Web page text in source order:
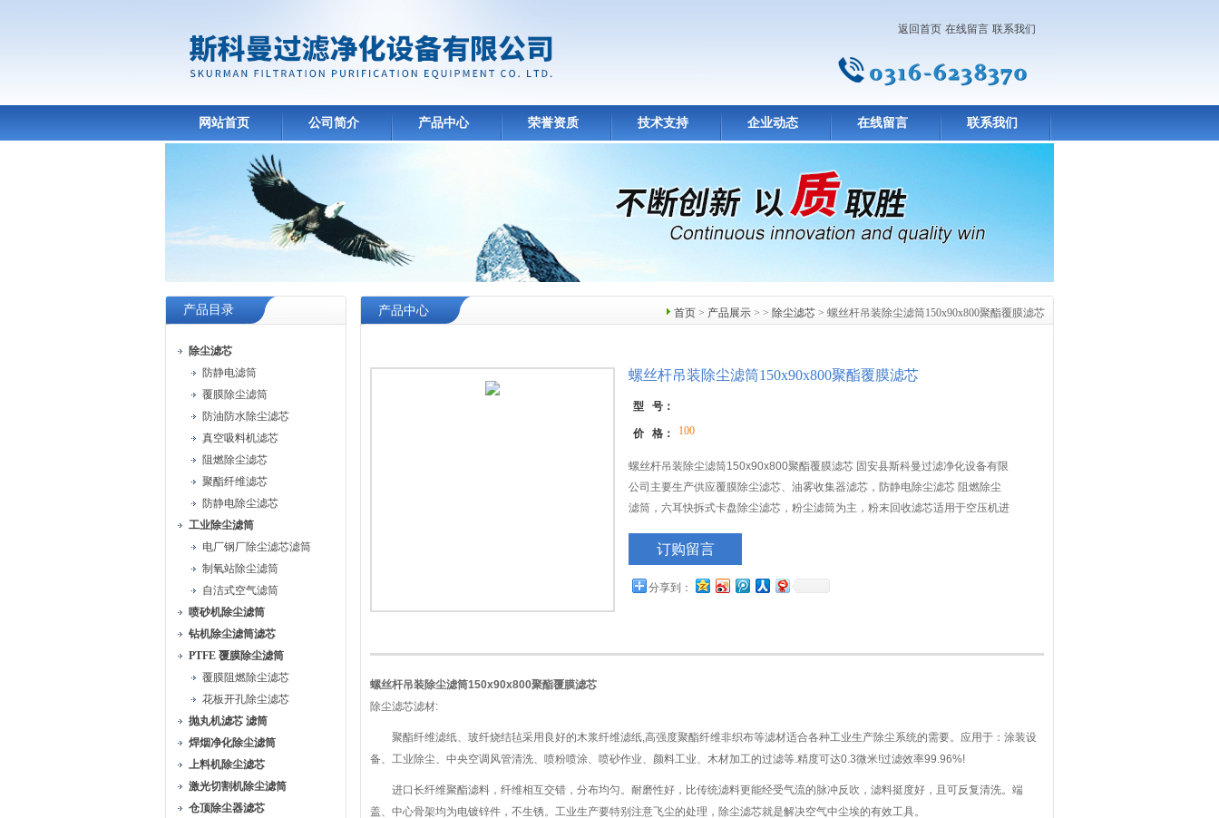
返回首页 在线留言 联系我们
网站首页 公司简介 产品中心 荣誉资质 技术支持 企业动态 在线留言 联系我们
产品目录
除尘滤芯
防静电滤筒
覆膜除尘滤筒
防油防水除尘滤芯
真空吸料机滤芯
阻燃除尘滤芯
聚酯纤维滤芯
防静电除尘滤芯
工业除尘滤筒
电厂钢厂除尘滤芯滤筒
制氧站除尘滤筒
自洁式空气滤筒
喷砂机除尘滤筒
钻机除尘滤筒滤芯
PTFE 覆膜除尘滤筒
覆膜阻燃除尘滤芯
花板开孔除尘滤芯
抛丸机滤芯 滤筒
焊烟净化除尘滤筒
上料机除尘滤芯
激光切割机除尘滤筒
仓顶除尘器滤芯
首页 > 产品展示 > > 除尘滤芯 > 螺丝杆吊装除尘滤筒150x90x800聚酯覆膜滤芯
产品中心
螺丝杆吊装除尘滤筒150x90x800聚酯覆膜滤芯
型 号：
价 格： 100
螺丝杆吊装除尘滤筒150x90x800聚酯覆膜滤芯 固安县斯科曼过滤净化设备有限
公司主要生产供应覆膜除尘滤芯、油雾收集器滤芯，防静电除尘滤芯 阻燃除尘
滤筒，六耳快拆式卡盘除尘滤芯，粉尘滤筒为主，粉末回收滤芯适用于空压机进
砂机、抛丸机、钢板预处理线、等设备的净化滤芯
订购留言
分享到：
螺丝杆吊装除尘滤筒150x90x800聚酯覆膜滤芯
除尘滤芯滤材:
聚酯纤维滤纸、玻纤烧结毡采用良好的木浆纤维滤纸,高强度聚酯纤维非织布等滤材适合各种工业生产除尘系统的需要。应用于：涂装设
备、工业除尘、中央空调风管清洗、喷粉喷涂、喷砂作业、颜料工业、木材加工的过滤等.精度可达0.3微米!过滤效率99.96%!
进口长纤维聚酯滤料，纤维相互交错，分布均匀。耐磨性好，比传统滤料更能经受气流的脉冲反吹，滤料挺度好，且可反复清洗。端
盖、中心骨架均为电镀锌件，不生锈。工业生产要特别注意飞尘的处理，除尘滤芯就是解决空气中尘埃的有效工具。